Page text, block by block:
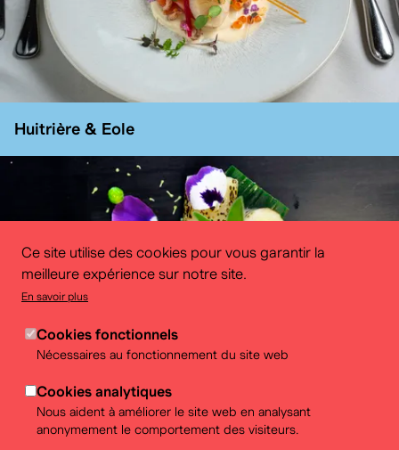
Ce site utilise des cookies pour vous garantir la
meilleure expérience sur notre site.
En savoir plus
Cookies fonctionnels
Nécessaires au fonctionnement du site web
Cookies analytiques
Nous aident à améliorer le site web en analysant
anonymement le comportement des visiteurs.
Huitrière & Eole
Les Frères Debekker